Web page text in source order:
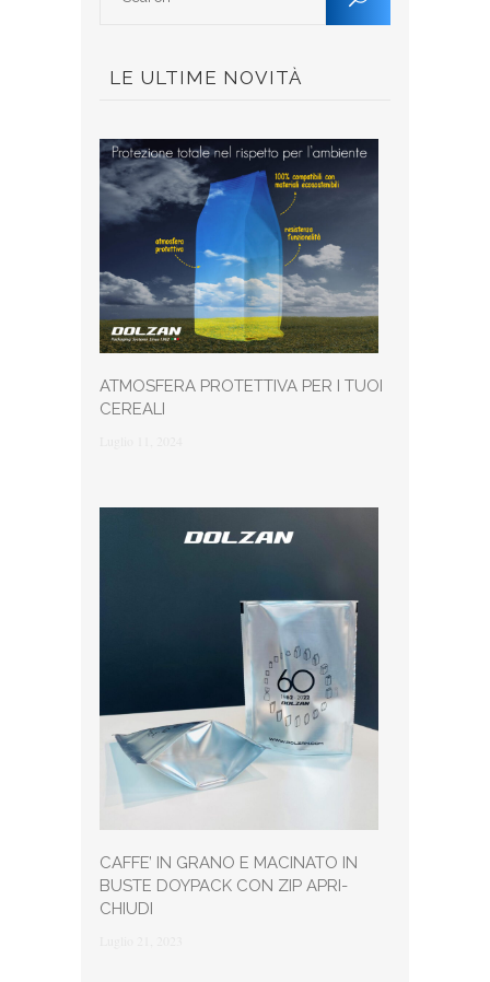
LE ULTIME NOVITÀ
ATMOSFERA PROTETTIVA PER I TUOI
CEREALI
CAFFE’ IN GRANO E MACINATO IN
BUSTE DOYPACK CON ZIP APRI-
CHIUDI